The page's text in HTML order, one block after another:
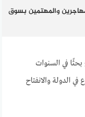
والمهتمين بسوق
في السنوات
الدولة والانفتاح